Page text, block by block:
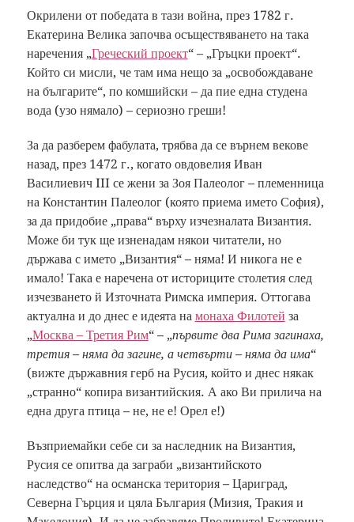
Окрилени от победата в тази война, през 1782 г.
Екатерина Велика започва осъществяването на така
наречения „Греческий проект“ – „Гръцки проект“.
Който си мисли, че там има нещо за „освобождаване
на българите“, по комшийски – да пие една студена
вода (узо нямало) – сериозно греши!
За да разберем фабулата, трябва да се върнем векове
назад, през 1472 г., когато овдовелия Иван
Василиевич III се жени за Зоя Палеолог – племенница
на Константин Палеолог (която приема името София),
за да придобие „права“ върху изчезналата Византия.
Може би тук ще изненадам някои читатели, но
държава с името „Византия“ – няма! И никога не е
имало! Така е наречена от историците столетия след
изчезването й Източната Римска империя. Оттогава
актуална и до днес е идеята на монаха Филотей за
„Москва – Третия Рим“ – „първите два Рима загинаха,
третия – няма да загине, а четвърти – няма да има“
(вижте държавния герб на Русия, който и днес някак
„странно“ копира византийския. А ако Ви прилича на
една друга птица – не, не е! Орел е!)
Възприемайки себе си за наследник на Византия,
Русия се опитва да заграби „византийското
наследство“ на османска територия – Цариград,
Северна Гърция и цяла България (Мизия, Тракия и